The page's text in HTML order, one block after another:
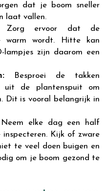
dat je boom sneller
laat vallen.
ervoor dat de
warm wordt. Hitte kan
lampjes zijn daarom een
Besproei de takken
uit de plantenspuit om
Dit is vooral belangrijk in
elke dag een half
Kijk of zware
te veel doen buigen en
om je boom gezond te